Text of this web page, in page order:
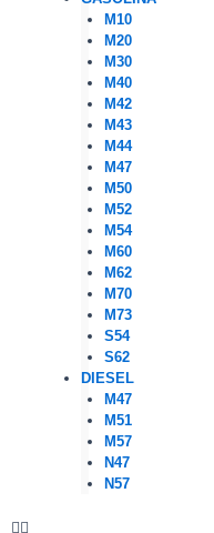
M10
M20
M30
M40
M42
M43
M44
M47
M50
M52
M54
M60
M62
M70
M73
S54
S62
DIESEL
M47
M51
M57
N47
N57